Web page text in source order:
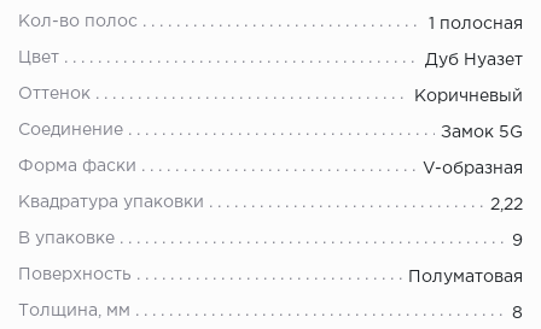
Кол-во полос 1 полосная
Цвет Дуб Нуазет
Оттенок Коричневый
Соединение Замок 5G
Форма фаски V-образная
Квадратура упаковки 2,22
В упаковке 9
Поверхность Полуматовая
Толщина, мм 8